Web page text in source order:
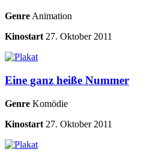
Genre Animation
Kinostart 27. Oktober 2011
Eine ganz heiße Nummer
Genre Komödie
Kinostart 27. Oktober 2011